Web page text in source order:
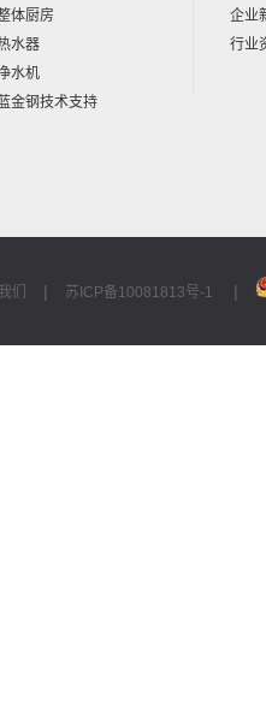
体厨房
水器
水机
金钢技术支持
企业
行业
们 | 苏ICP备10081813号-1 |